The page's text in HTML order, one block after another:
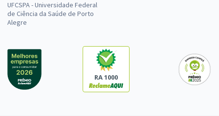
UFCSPA - Universidade Federal
de Ciência da Saúde de Porto
Alegre
RA 1000